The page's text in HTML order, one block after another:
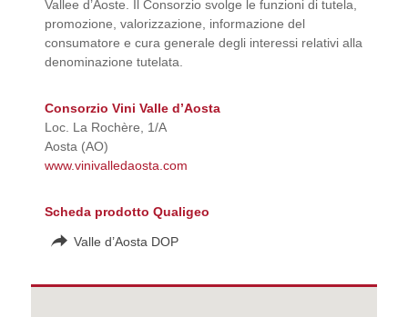
Vallee d’Aoste. Il Consorzio svolge le funzioni di tutela,
promozione, valorizzazione, informazione del
consumatore e cura generale degli interessi relativi alla
denominazione tutelata.
Consorzio Vini Valle d’Aosta
Loc. La Rochère, 1/A
Aosta (AO)
www.vinivalledaosta.com
Scheda prodotto Qualigeo
Valle d’Aosta DOP